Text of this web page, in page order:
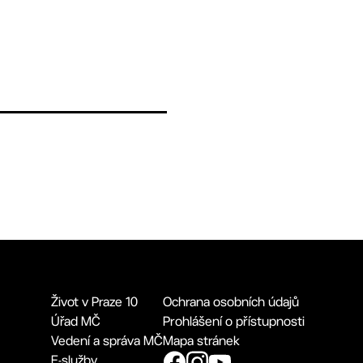
Život v Praze 10
Úřad MČ
Vedení a správa MČ
E-služby
Ochrana osobních údajů
Prohlášení o přístupnosti
Mapa stránek